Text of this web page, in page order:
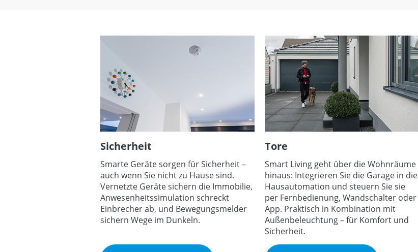
Sicherheit
Smarte Geräte sorgen für Sicherheit –
auch wenn Sie nicht zu Hause sind.
Vernetzte Geräte sichern die Immobilie,
Anwesenheitssimulation schreckt
Einbrecher ab, und Bewegungsmelder
sichern Wege im Dunkeln.
Tore
Smart Living geht über die Wohnräume
hinaus: Integrieren Sie die Garage in die
Hausautomation und steuern Sie sie
per Fernbedienung, Wandschalter oder
App. Praktisch in Kombination mit
Außenbeleuchtung – für Komfort und
Sicherheit.